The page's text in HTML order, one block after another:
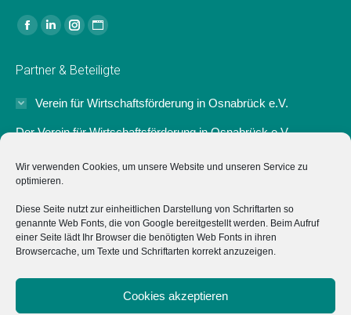
Wir verwenden Cookies, um unsere Website und unseren Service zu
optimieren.
Diese Seite nutzt zur einheitlichen Darstellung von Schriftarten so
genannte Web Fonts, die von Google bereitgestellt werden. Beim Aufruf
einer Seite lädt Ihr Browser die benötigten Web Fonts in ihren
Browsercache, um Texte und Schriftarten korrekt anzuzeigen.
Cookies akzeptieren
Finden Sie uns auf:
Facebook
opens
in
window
Linkedin
opens
window
Instagram
opens
window
Website
opens
window
Partner & Beteiligte
Verein für Wirtschaftsförderung in Osnabrück e.V.
Der Verein für Wirtschaftsförderung in Osnabrück e.V.
einer Anschubfinanzierung zum Start.
Marketing Osnabrück GmbH
Hochschulen
Impressum